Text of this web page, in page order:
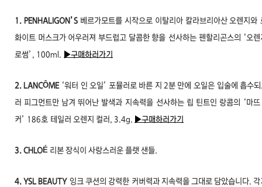
1. PENHALIGON’S 베르가모트를 시작으로 이탈리아 칼라브리아산 오렌지와
화이트 머스크가 어우러져 부드럽고 달콤한 향을 선사하는 펜할리곤스의 ‘오
로썸’, 100ml. ▶구매하러가기
2. LANCÔME ‘워터 인 오일’ 포뮬러로 바른 지 2분 만에오일은 입술에 흡수
러 피그먼트만 남겨 뛰어난 발색과 지속력을 선사하는 립 틴트인 랑콤의 ‘마
커’ 186호 테일러 오렌지 컬러, 3.4g. ▶구매하러가기
3. CHLOÉ 리본 장식이 사랑스러운 플랫 샌들.
4. YSL BEAUTY 잉크 쿠션의 강력한 커버력과 지속력을 그대로 담았습니다.